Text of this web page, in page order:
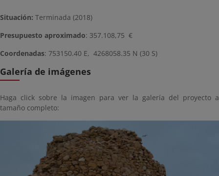
Situación: Terminada (2018)
Presupuesto aproximado: 357.108,75 €
Coordenadas: 753150.40 E, 4268058.35 N (30 S)
Galería de imágenes
Haga click sobre la imagen para ver la galería del proyecto a
tamaño completo: